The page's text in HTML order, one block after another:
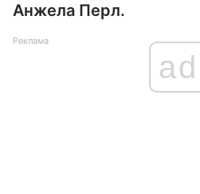
Анжела Перл.
Реклама
ad